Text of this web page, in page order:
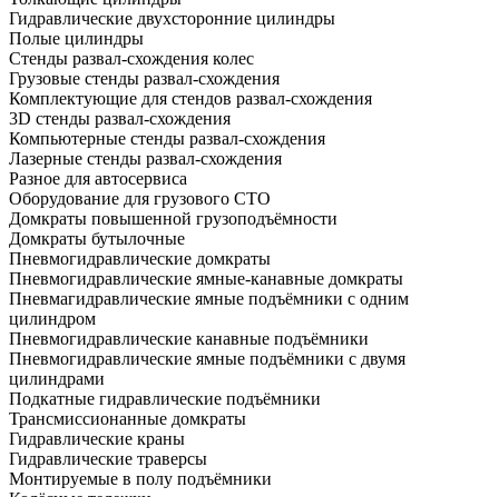
Гидравлические двухсторонние цилиндры
Полые цилиндры
Стенды развал-схождения колес
Грузовые стенды развал-схождения
Комплектующие для стендов развал-схождения
3D стенды развал-схождения
Компьютерные стенды развал-схождения
Лазерные стенды развал-схождения
Разное для автосервиса
Оборудование для грузового СТО
Домкраты повышенной грузоподъёмности
Домкраты бутылочные
Пневмогидравлические домкраты
Пневмогидравлические ямные-канавные домкраты
Пневмагидравлические ямные подъёмники с одним
цилиндром
Пневмогидравлические канавные подъёмники
Пневмогидравлические ямные подъёмники с двумя
цилиндрами
Подкатные гидравлические подъёмники
Трансмиссионанные домкраты
Гидравлические краны
Гидравлические траверсы
Монтируемые в полу подъёмники